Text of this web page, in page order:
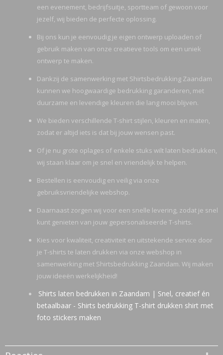
een evenement, bedrijfsuitje, sportteam of gewoon voor
jezelf, wij bieden de perfecte oplossing.
Bij ons kun je eenvoudig je eigen ontwerp uploaden of
gebruik maken van onze creatieve tools om een uniek
ontwerp te maken.
Dankzij de samenwerking met Shirtsbedrukking Zaandam
kunnen we hoogwaardige bedrukking garanderen, met
duurzame en levendige kleuren die lang mooi blijven.
We bieden verschillende T-shirt stijlen, kleuren en maten,
zodat er altijd iets is dat bij jouw wensen past.
Of je nu grote oplages of enkele stuks wilt laten bedrukken,
wij staan klaar om je snel en vriendelijk te helpen.
Bestellen is eenvoudig en veilig via onze
gebruiksvriendelijke webshop.
Daarnaast zorgen wij voor een snelle levering, zodat je snel
kunt genieten van jouw gepersonaliseerde T-shirts.
Kies voor kwaliteit, creativiteit en uitstekende service door
je T-shirts te laten drukken via onze webshop in
samenwerking met Shirtsbedrukking Zaandam. Wij maken
jouw ideeën werkelijkheid!
Shirts laten bedrukken in Zaandam | Snel, creatief én
betaalbaar - Shirts bedrukking T-shirt drukken shirt met
foto stickers maken